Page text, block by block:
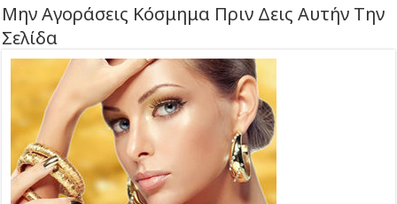
Μην Αγοράσεις Κόσμημα Πριν Δεις Αυτήν Την
Σελίδα